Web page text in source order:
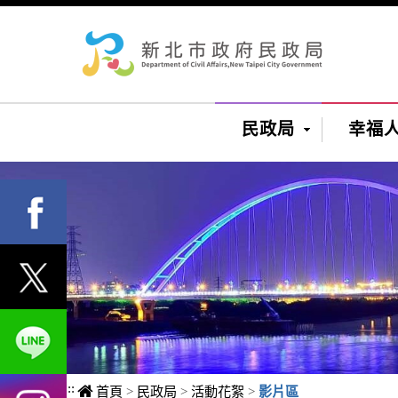
民政局 幸福
::: 首頁 > 民政局 > 活動花絮 > 影片區